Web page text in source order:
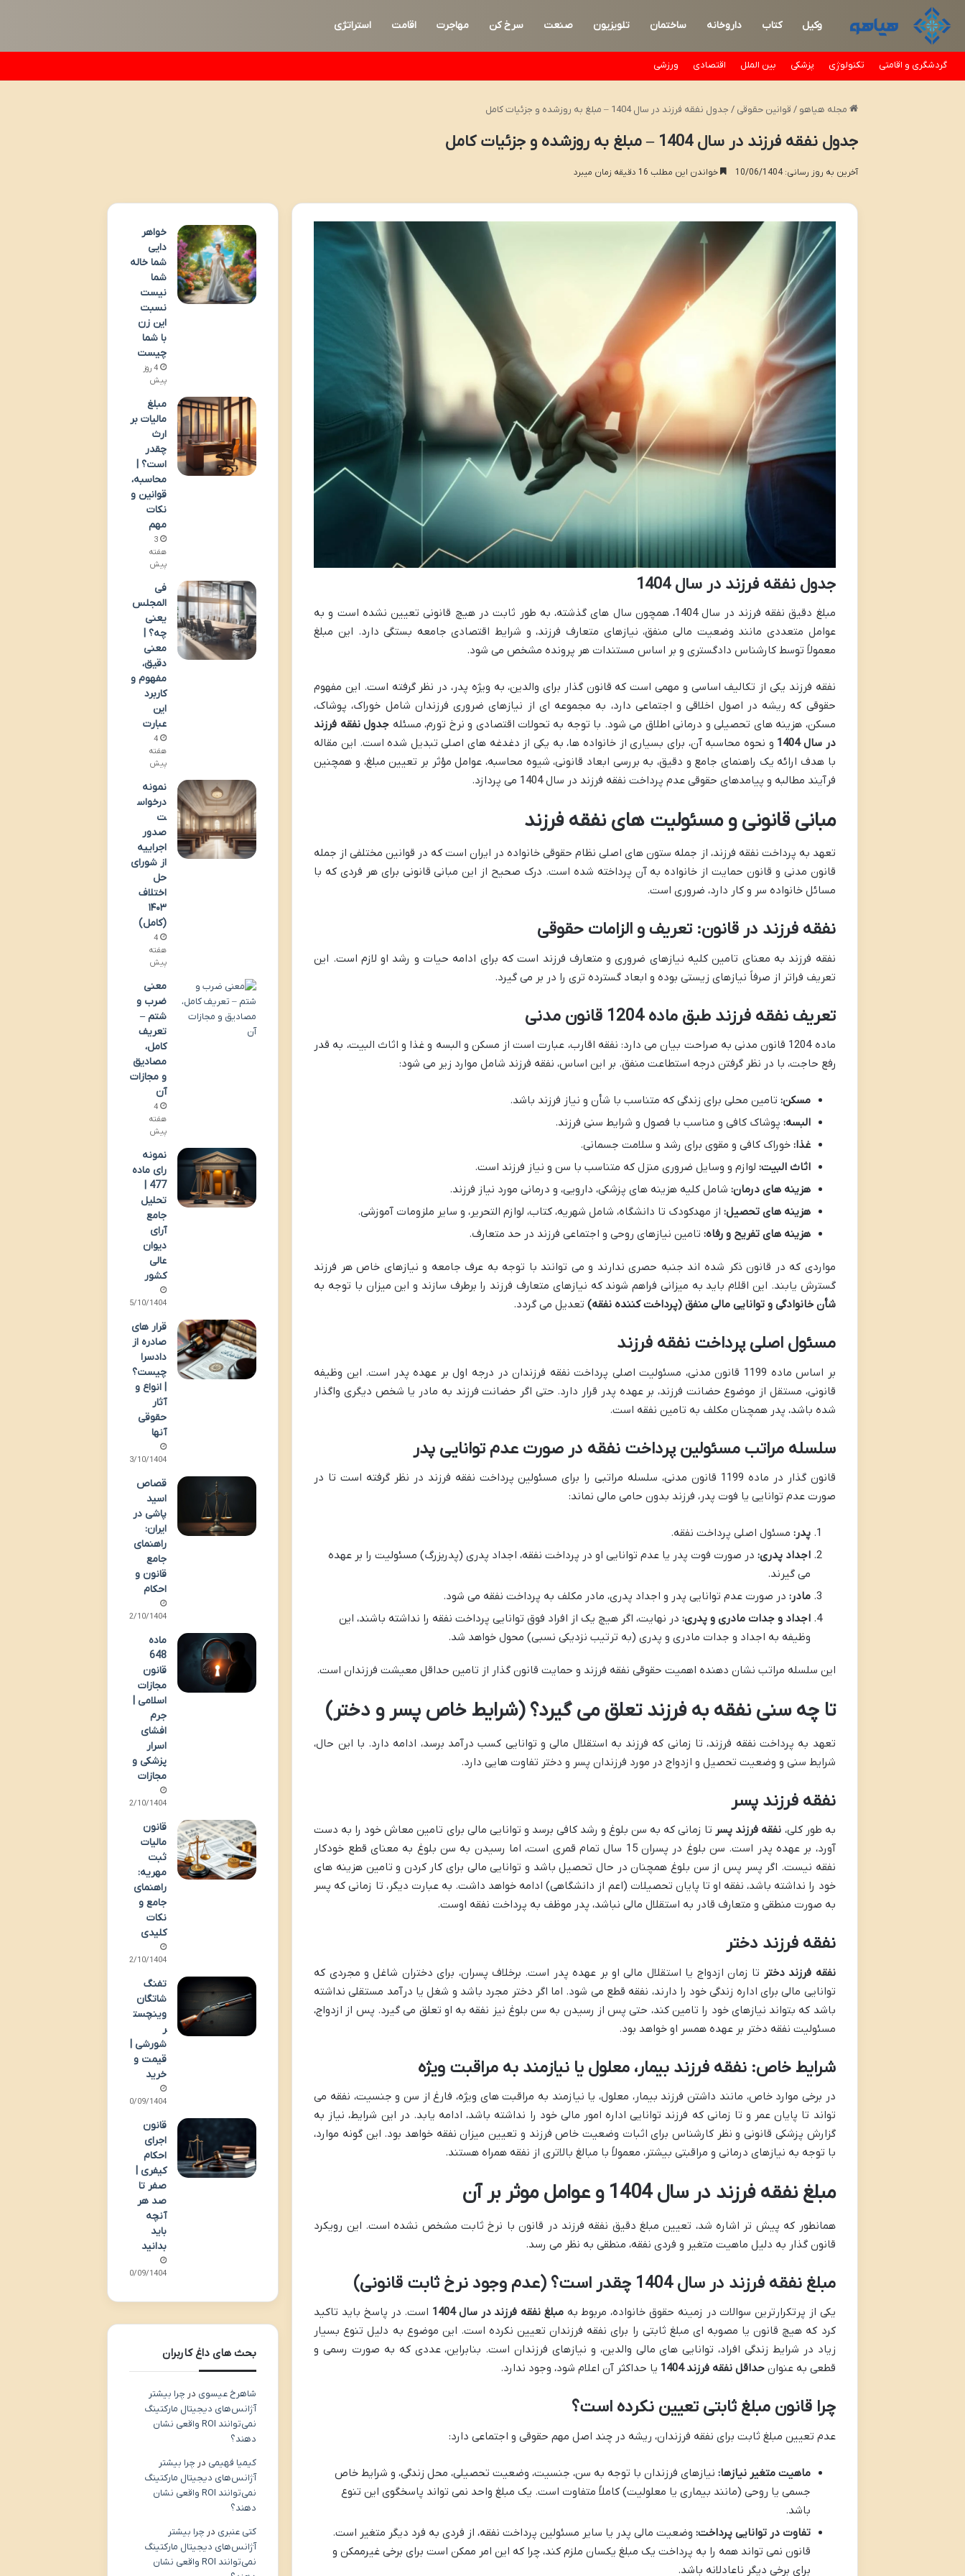
وکیل کتاب داروخانه ساختمان تلویزیون صنعت سرخ کن مهاجرت اقامت استراتژی
گردشگری و اقامتی تکنولوژی پزشکی بین الملل اقتصادی ورزشی
مجله هیاهو / قوانین حقوقی / جدول نفقه فرزند در سال 1404 – مبلغ به روزشده و جزئیات کامل
جدول نفقه فرزند در سال 1404 – مبلغ به روزشده و جزئیات کامل
آخرین به روز رسانی: 10/06/1404 خواندن این مطلب 16 دقیقه زمان میبرد
جدول نفقه فرزند در سال 1404
مبلغ دقیق نفقه فرزند در سال 1404، همچون سال های گذشته، به طور ثابت در هیچ قانونی تعیین نشده است و به
عوامل متعددی مانند وضعیت مالی منفق، نیازهای متعارف فرزند، و شرایط اقتصادی جامعه بستگی دارد. این مبلغ
معمولاً توسط کارشناس دادگستری و بر اساس مستندات هر پرونده مشخص می شود.
نفقه فرزند یکی از تکالیف اساسی و مهمی است که قانون گذار برای والدین، به ویژه پدر، در نظر گرفته است. این مفهوم
حقوقی که ریشه در اصول اخلاقی و اجتماعی دارد، به مجموعه ای از نیازهای ضروری فرزندان شامل خوراک، پوشاک،
مسکن، هزینه های تحصیلی و درمانی اطلاق می شود. با توجه به تحولات اقتصادی و نرخ تورم، مسئله جدول نفقه فرزند
در سال 1404
و نحوه محاسبه آن، برای بسیاری از خانواده ها، به یکی از دغدغه های اصلی تبدیل شده است. این مقاله
با هدف ارائه یک راهنمای جامع و دقیق، به بررسی ابعاد قانونی، شیوه محاسبه، عوامل مؤثر بر تعیین مبلغ، و همچنین
فرآیند مطالبه و پیامدهای حقوقی عدم پرداخت نفقه فرزند در سال 1404 می پردازد.
مبانی قانونی و مسئولیت های نفقه فرزند
تعهد به پرداخت نفقه فرزند، از جمله ستون های اصلی نظام حقوقی خانواده در ایران است که در قوانین مختلفی از جمله
قانون مدنی و قانون حمایت از خانواده به آن پرداخته شده است. درک صحیح از این مبانی قانونی برای هر فردی که با
مسائل خانواده سر و کار دارد، ضروری است.
نفقه فرزند در قانون: تعریف و الزامات حقوقی
نفقه فرزند به معنای تامین کلیه نیازهای ضروری و متعارف فرزند است که برای ادامه حیات و رشد او لازم است. این
تعریف فراتر از صرفاً نیازهای زیستی بوده و ابعاد گسترده تری را در بر می گیرد.
تعریف نفقه فرزند طبق ماده 1204 قانون مدنی
ماده 1204 قانون مدنی به صراحت بیان می دارد: نفقه اقارب، عبارت است از مسکن و البسه و غذا و اثاث البیت، به قدر
رفع حاجت، با در نظر گرفتن درجه استطاعت منفق. بر این اساس، نفقه فرزند شامل موارد زیر می شود:
مسکن: تامین محلی برای زندگی که متناسب با شأن و نیاز فرزند باشد.
البسه: پوشاک کافی و مناسب با فصول و شرایط سنی فرزند.
غذا: خوراک کافی و مقوی برای رشد و سلامت جسمانی.
اثاث البیت: لوازم و وسایل ضروری منزل که متناسب با سن و نیاز فرزند است.
هزینه های درمان: شامل کلیه هزینه های پزشکی، دارویی، و درمانی مورد نیاز فرزند.
هزینه های تحصیل: از مهدکودک تا دانشگاه، شامل شهریه، کتاب، لوازم التحریر، و سایر ملزومات آموزشی.
هزینه های تفریح و رفاه: تامین نیازهای روحی و اجتماعی فرزند در حد متعارف.
مواردی که در قانون ذکر شده اند جنبه حصری ندارند و می توانند با توجه به عرف جامعه و نیازهای خاص هر فرزند
گسترش یابند. این اقلام باید به میزانی فراهم شوند که نیازهای متعارف فرزند را برطرف سازند و این میزان با توجه به
شأن خانوادگی و توانایی مالی منفق (پرداخت کننده نفقه) تعدیل می گردد.
مسئول اصلی پرداخت نفقه فرزند
بر اساس ماده 1199 قانون مدنی، مسئولیت اصلی پرداخت نفقه فرزندان در درجه اول بر عهده پدر است. این وظیفه
قانونی، مستقل از موضوع حضانت فرزند، بر عهده پدر قرار دارد. حتی اگر حضانت فرزند به مادر یا شخص دیگری واگذار
شده باشد، پدر همچنان مکلف به تامین نفقه است.
سلسله مراتب مسئولین پرداخت نفقه در صورت عدم توانایی پدر
قانون گذار در ماده 1199 قانون مدنی، سلسله مراتبی را برای مسئولین پرداخت نفقه فرزند در نظر گرفته است تا در
صورت عدم توانایی یا فوت پدر، فرزند بدون حامی مالی نماند:
پدر: مسئول اصلی پرداخت نفقه.
اجداد پدری: در صورت فوت پدر یا عدم توانایی او در پرداخت نفقه، اجداد پدری (پدربزرگ) مسئولیت را بر عهده
می گیرند.
مادر: در صورت عدم توانایی پدر و اجداد پدری، مادر مکلف به پرداخت نفقه می شود.
اجداد و جدات مادری و پدری: در نهایت، اگر هیچ یک از افراد فوق توانایی پرداخت نفقه را نداشته باشند، این
وظیفه به اجداد و جدات مادری و پدری (به ترتیب نزدیکی نسبی) محول خواهد شد.
این سلسله مراتب نشان دهنده اهمیت حقوقی نفقه فرزند و حمایت قانون گذار از تامین حداقل معیشت فرزندان است.
تا چه سنی نفقه به فرزند تعلق می گیرد؟ (شرایط خاص پسر و دختر)
تعهد به پرداخت نفقه فرزند، تا زمانی که فرزند به استقلال مالی و توانایی کسب درآمد برسد، ادامه دارد. با این حال،
شرایط سنی و وضعیت تحصیل و ازدواج در مورد فرزندان پسر و دختر تفاوت هایی دارد.
نفقه فرزند پسر
به طور کلی، نفقه فرزند پسر تا زمانی که به سن بلوغ و رشد کافی برسد و توانایی مالی برای تامین معاش خود را به دست
آورد، بر عهده پدر است. سن بلوغ در پسران 15 سال تمام قمری است، اما رسیدن به سن بلوغ به معنای قطع خودکار
نفقه نیست. اگر پسر پس از سن بلوغ همچنان در حال تحصیل باشد و توانایی مالی برای کار کردن و تامین هزینه های
خود را نداشته باشد، نفقه او تا پایان تحصیلات (اعم از دانشگاهی) ادامه خواهد داشت. به عبارت دیگر، تا زمانی که پسر
به صورت منطقی و متعارف قادر به استقلال مالی نباشد، پدر موظف به پرداخت نفقه اوست.
نفقه فرزند دختر
نفقه فرزند دختر تا زمان ازدواج یا استقلال مالی او بر عهده پدر است. برخلاف پسران، برای دختران شاغل و مجردی که
توانایی مالی برای اداره زندگی خود را دارند، نفقه قطع می شود. اما اگر دختر مجرد باشد و شغل یا درآمد مستقلی نداشته
باشد که بتواند نیازهای خود را تامین کند، حتی پس از رسیدن به سن بلوغ نیز نفقه به او تعلق می گیرد. پس از ازدواج،
مسئولیت نفقه دختر بر عهده همسر او خواهد بود.
شرایط خاص: نفقه فرزند بیمار، معلول یا نیازمند به مراقبت ویژه
در برخی موارد خاص، مانند داشتن فرزند بیمار، معلول، یا نیازمند به مراقبت های ویژه، فارغ از سن و جنسیت، نفقه می
تواند تا پایان عمر و تا زمانی که فرزند توانایی اداره امور مالی خود را نداشته باشد، ادامه یابد. در این شرایط، نیاز به
گزارش پزشکی قانونی و نظر کارشناس برای اثبات وضعیت خاص فرزند و تعیین میزان نفقه خواهد بود. این گونه موارد،
با توجه به نیازهای درمانی و مراقبتی بیشتر، معمولاً با مبالغ بالاتری از نفقه همراه هستند.
مبلغ نفقه فرزند در سال 1404 و عوامل موثر بر آن
همانطور که پیش تر اشاره شد، تعیین مبلغ دقیق نفقه فرزند در قانون با نرخ ثابت مشخص نشده است. این رویکرد
قانون گذار به دلیل ماهیت متغیر و فردی نفقه، منطقی به نظر می رسد.
مبلغ نفقه فرزند در سال 1404 چقدر است؟ (عدم وجود نرخ ثابت قانونی)
یکی از پرتکرارترین سوالات در زمینه حقوق خانواده، مربوط بهمبلغ نفقه فرزند در سال 1404
است. در پاسخ باید تاکید
کرد که هیچ قانون یا مصوبه ای مبلغ ثابتی را برای نفقه فرزندان تعیین نکرده است. این موضوع به دلیل تنوع بسیار
زیاد در شرایط زندگی افراد، توانایی های مالی والدین، و نیازهای فرزندان است. بنابراین، عددی که به صورت رسمی و
قطعی به عنوانحداقل نفقه فرزند 1404 یا حداکثر آن اعلام شود، وجود ندارد.
چرا قانون مبلغ ثابتی تعیین نکرده است؟
عدم تعیین مبلغ ثابت برای نفقه فرزندان، ریشه در چند اصل مهم حقوقی و اجتماعی دارد:
ماهیت متغیر نیازها: نیازهای فرزندان با توجه به سن، جنسیت، وضعیت تحصیلی، محل زندگی، و شرایط خاص
جسمی یا روحی (مانند بیماری یا معلولیت) کاملاً متفاوت است. یک مبلغ واحد نمی تواند پاسخگوی این تنوع
باشد.
تفاوت در توانایی پرداخت: وضعیت مالی پدر یا سایر مسئولین پرداخت نفقه، از فردی به فرد دیگر متغیر است.
قانون نمی تواند همه را به پرداخت یک مبلغ یکسان ملزم کند، چرا که این امر ممکن است برای برخی غیرممکن و
برای برخی دیگر ناعادلانه باشد.
خواهر
دایی
شما خاله
شما
نیست
نسبت
این زن
با شما
چیست
4 روز
پیش
مبلغ
مالیات بر
ارث
چقدر
است؟ |
محاسبه،
قوانین و
نکات
مهم
3
هفته
پیش
فی
المجلس
یعنی
چه؟ |
معنی
دقیق،
مفهوم و
کاربرد
این
عبارت
4
هفته
پیش
نمونه
درخواس
ت
صدور
اجراییه
از شورای
حل
اختلاف
۱۴۰۳
(کامل)
4
هفته
پیش
معنی
ضرب و
شتم –
تعریف
کامل،
مصادیق
و مجازات
آن
4
هفته
پیش
نمونه
رای ماده
477 |
تحلیل
جامع
آرای
دیوان
عالی
کشور
15/10/1404
قرار های
صادره از
دادسرا
چیست؟
| انواع و
آثار
حقوقی
آنها
03/10/1404
قصاص
اسید
پاشی در
ایران:
راهنمای
جامع
قانون و
احکام
02/10/1404
ماده
648
قانون
مجازات
اسلامی |
جرم
افشای
اسرار
پزشکی و
مجازات
02/10/1404
قانون
مالیات
ثبت
مهریه:
راهنمای
جامع و
نکات
کلیدی
02/10/1404
تفنگ
شاتگان
وینچست
ر
شورشی |
قیمت و
خرید
30/09/1404
قانون
اجرای
احکام
کیفری |
صفر تا
صد هر
آنچه
باید
بدانید
30/09/1404
بحث های داغ کاربران
شاهرخ عیسوی در چرا بیشتر
آژانس‌های دیجیتال مارکتینگ
نمی‌توانند ROI واقعی نشان
دهند؟
کیمیا فهیمی در چرا بیشتر
آژانس‌های دیجیتال مارکتینگ
نمی‌توانند ROI واقعی نشان
دهند؟
کتی عنبری در چرا بیشتر
آژانس‌های دیجیتال مارکتینگ
نمی‌توانند ROI واقعی نشان